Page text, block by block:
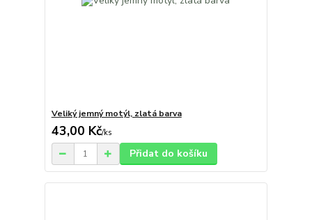
Veliký jemný motýl, zlatá barva
43,00 Kč/ks
Přidat do košíku